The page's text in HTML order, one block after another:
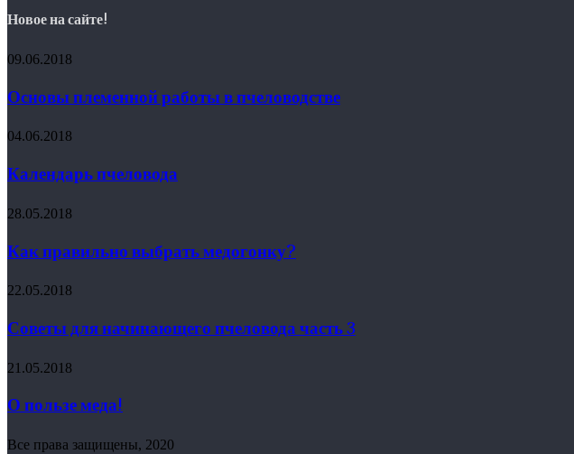
Новое на сайте!
09.06.2018
Основы племенной работы в пчеловодстве
04.06.2018
Календарь пчеловода
28.05.2018
Как правильно выбрать медогонку?
22.05.2018
Советы для начинающего пчеловода часть 3
21.05.2018
О пользе меда!
Все права защищены, 2020